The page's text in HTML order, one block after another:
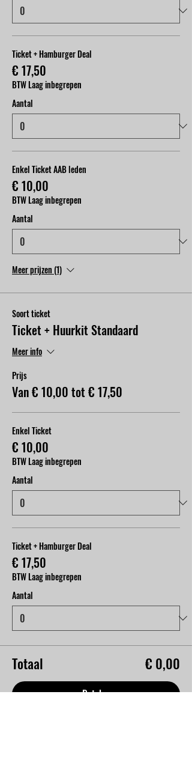
Ticket + Hamburger Deal
€ 17,50
BTW Laag inbegrepen
Aantal
Enkel Ticket AAB leden
€ 10,00
BTW Laag inbegrepen
Aantal
Meer prijzen (1)
Soort ticket
Ticket + Huurkit Standaard
Meer info
Prijs
Van € 10,00 tot € 17,50
Enkel Ticket
€ 10,00
BTW Laag inbegrepen
Aantal
Ticket + Hamburger Deal
€ 17,50
BTW Laag inbegrepen
Aantal
Totaal € 0,00
Betalen